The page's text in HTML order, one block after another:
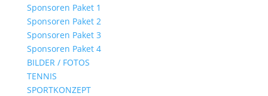
Sponsoren Paket 1
Sponsoren Paket 2
Sponsoren Paket 3
Sponsoren Paket 4
BILDER / FOTOS
TENNIS
SPORTKONZEPT